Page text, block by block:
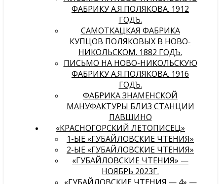
ФАБРИКУ А.Я.ПОЛЯКОВА. 1912
ГОДЪ.
САМОТКАЦКАЯ ФАБРИКА
КУПЦОВ ПОЛЯКОВЫХ В НОВО-
НИКОЛЬСКОМ. 1882 ГОДЪ.
ПИСЬМО НА НОВО-НИКОЛЬСКУЮ
ФАБРИКУ А.Я.ПОЛЯКОВА. 1916
ГОДЪ.
ФАБРИКА ЗНАМЕНСКОЙ
МАНУФАКТУРЫ БЛИЗ СТАНЦИИ
ПАВШИНО
«КРАСНОГОРСКИЙ ЛЕТОПИСЕЦ»
1-ЫЕ «ГУБАЙЛОВСКИЕ ЧТЕНИЯ»
2-ЫЕ «ГУБАЙЛОВСКИЕ ЧТЕНИЯ»
«ГУБАЙЛОВСКИЕ ЧТЕНИЯ» —
НОЯБРЬ 2023Г.